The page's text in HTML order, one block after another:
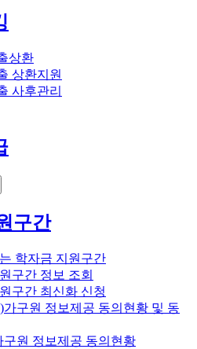
상환
상환지원
사후관리
구간
학자금 지원구간
구간 정보 조회
구간 최신화 신청
가구원 정보제공 동의현황 및 동
구원 정보제공 동의현황